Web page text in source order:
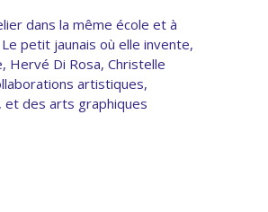
dans la même école et à
petit jaunais où elle invente,
Hervé Di Rosa, Christelle
artistiques,
et des arts graphiques